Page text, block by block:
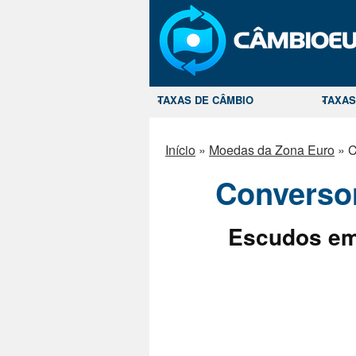
TAXAS DE CÂMBIO
Início » Moedas da Zona Euro »
Escudos